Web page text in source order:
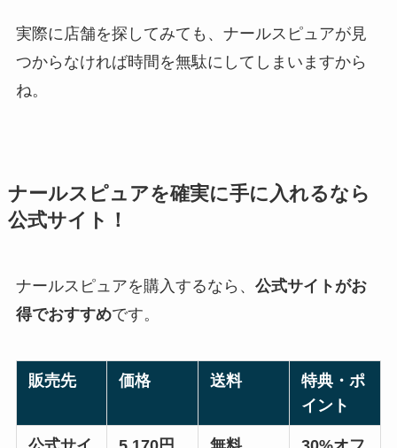
実際に店舗を探してみても、ナールスピュアが見
つからなければ時間を無駄にしてしまいますから
ね。
ナールスピュアを確実に手に入れるなら
公式サイト！
ナールスピュアを購入するなら、 公式サイトがお
得でおすすめです。
販売先 価格 送料
特典・ポ
イント